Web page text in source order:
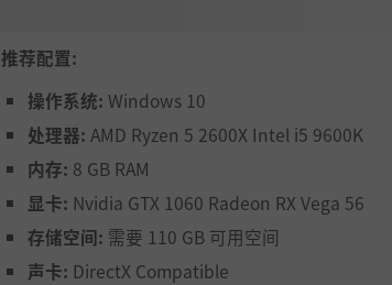
推荐配置:
操作系统: Windows 10
处理器: AMD Ryzen 5 2600X Intel i5 9600K
内存: 8 GB RAM
显卡: Nvidia GTX 1060 Radeon RX Vega 56
存储空间: 需要 110 GB 可用空间
声卡: DirectX Compatible